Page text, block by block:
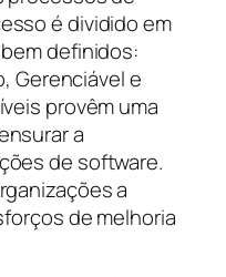
é dividido em
definidos:
Gerenciável e
provêm uma
a
de software.
a
de melhoria